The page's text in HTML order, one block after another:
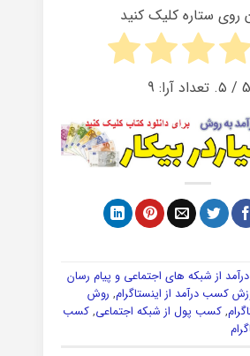
روی ستاره کلیک کنید
5/ ۵. تعداد آرا: 9
از شبکه های اجتماعی و پیام رسان
کسب درآمد از اینستاگرام, روش
, کسب پول از شبکه اجتماعی, کسب